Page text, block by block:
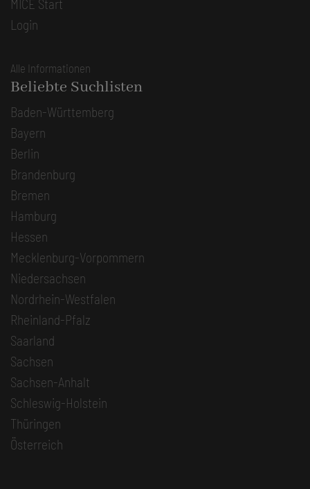
MICE Start
Login
Alle Informationen
Beliebte Suchlisten
Baden-Württemberg
Bayern
Berlin
Brandenburg
Bremen
Hamburg
Hessen
Mecklenburg-Vorpommern
Niedersachsen
Nordrhein-Westfalen
Rheinland-Pfalz
Saarland
Sachsen
Sachsen-Anhalt
Schleswig-Holstein
Thüringen
Österreich